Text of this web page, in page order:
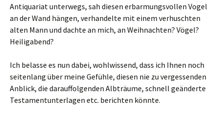
Antiquariat unterwegs, sah diesen erbarmungsvollen Vogel
an der Wand hängen, verhandelte mit einem verhuschten
alten Mann und dachte an mich, an Weihnachten? Vögel?
Heiligabend?
Ich belasse es nun dabei, wohlwissend, dass ich Ihnen noch
seitenlang über meine Gefühle, diesen nie zu vergessenden
Anblick, die darauffolgenden Albträume, schnell geänderte
Testamentunterlagen etc. berichten könnte.